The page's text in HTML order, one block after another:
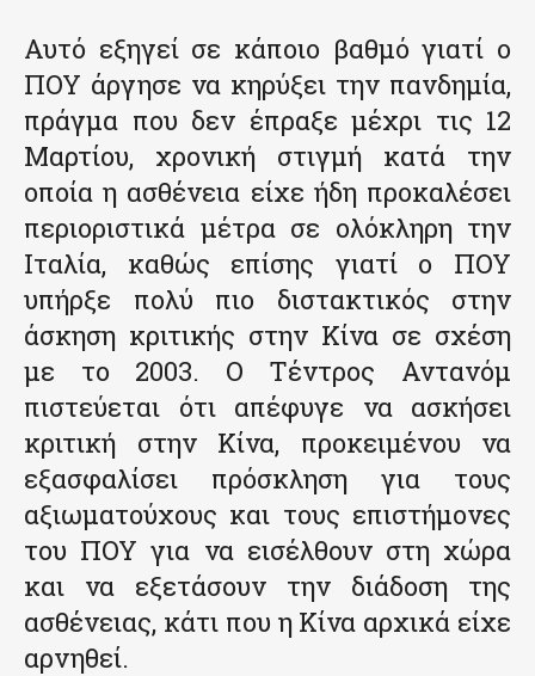
Αυτό εξηγεί σε κάποιο βαθμό γιατί ο
ΠΟΥ άργησε να κηρύξει την πανδημία,
πράγμα που δεν έπραξε μέχρι τις 12
Μαρτίου, χρονική στιγμή κατά την
οποία η ασθένεια είχε ήδη προκαλέσει
περιοριστικά μέτρα σε ολόκληρη την
Ιταλία, καθώς επίσης γιατί ο ΠΟΥ
υπήρξε πολύ πιο διστακτικός στην
άσκηση κριτικής στην Κίνα σε σχέση
με το 2003. Ο Τέντρος Αντανόμ
πιστεύεται ότι απέφυγε να ασκήσει
κριτική στην Κίνα, προκειμένου να
εξασφαλίσει πρόσκληση για τους
αξιωματούχους και τους επιστήμονες
του ΠΟΥ για να εισέλθουν στη χώρα
και να εξετάσουν την διάδοση της
ασθένειας, κάτι που η Κίνα αρχικά είχε
αρνηθεί.